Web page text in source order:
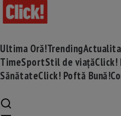
Ultima Oră!Trending
TimeSportStil de viațăClick!
SănătateClick! Poftă Bună!